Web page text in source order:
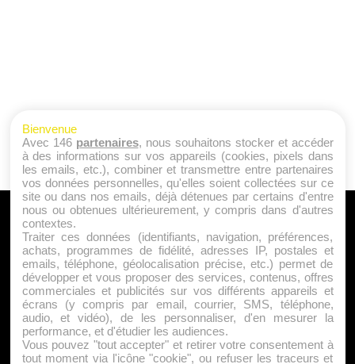
A PROPOS
Qui sommes nous ?
Mentions Légales
Publicité
Politique de Cookies
Contact
Bienvenue
Avec 146 partenaires, nous souhaitons stocker et accéder
à des informations sur vos appareils (cookies, pixels dans
les emails, etc.), combiner et transmettre entre partenaires
vos données personnelles, qu'elles soient collectées sur ce
site ou dans nos emails, déjà détenues par certains d'entre
nous ou obtenues ultérieurement, y compris dans d'autres
contextes.
Traiter ces données (identifiants, navigation, préférences,
achats, programmes de fidélité, adresses IP, postales et
emails, téléphone, géolocalisation précise, etc.) permet de
développer et vous proposer des services, contenus, offres
commerciales et publicités sur vos différents appareils et
écrans (y compris par email, courrier, SMS, téléphone,
audio, et vidéo), de les personnaliser, d'en mesurer la
performance, et d'étudier les audiences.
Vous pouvez "tout accepter" et retirer votre consentement à
tout moment via l'icône "cookie", ou refuser les traceurs et